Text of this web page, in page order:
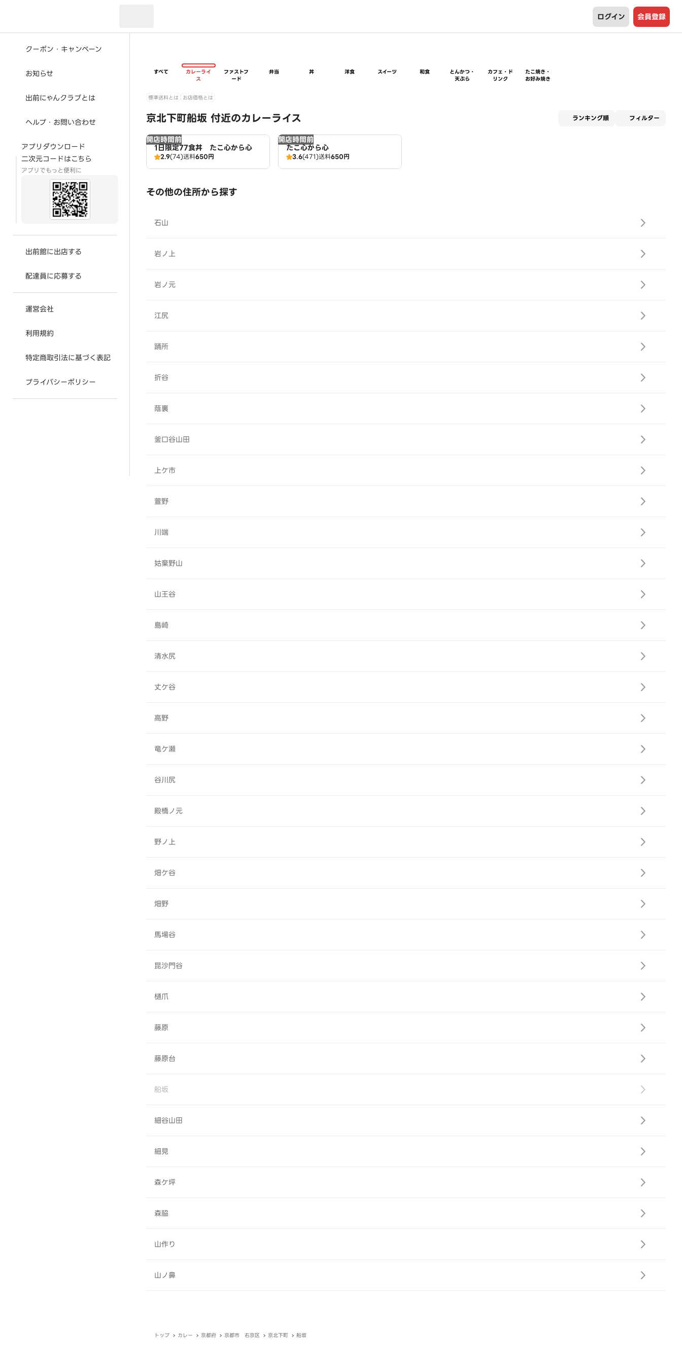
ログイン 会員登録
クーポン・キャンペーン
お知らせ
出前にゃんクラブとは
ヘルプ・お問い合わせ
アプリダウンロード
二次元コードはこちら
アプリでもっと便利に
出前館に出店する
配達員に応募する
運営会社
利用規約
特定商取引法に基づく表記
プライバシーポリシー
すべて
カレーライ
ス
ファストフ
ード
弁当 丼 洋食 スイーツ 和食
とんかつ・
天ぷら
カフェ・ド
リンク
たこ焼き・
お好み焼き
標準送料とは お店価格とは
京北下町船坂 付近のカレーライス ランキング順 フィルター
開店時間前
1日限定77食丼 たこ心から心
2.9(74)送料650円
開店時間前
たこ心から心
3.6(471)送料650円
その他の住所から探す
石山
岩ノ上
岩ノ元
江尻
踊所
折谷
蔭裏
釜口谷山田
上ケ市
萱野
川端
姑棄野山
山王谷
島崎
清水尻
丈ケ谷
高野
竜ケ瀬
谷川尻
殿橋ノ元
野ノ上
畑ケ谷
畑野
馬場谷
昆沙門谷
樋爪
藤原
藤原台
船坂
細谷山田
細見
森ケ坪
森脇
山作り
山ノ鼻
トップ カレー 京都府 京都市 右京区 京北下町 船坂